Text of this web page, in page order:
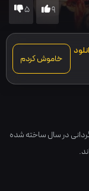
9
5
خاموش کردم
در سال ساخته شده